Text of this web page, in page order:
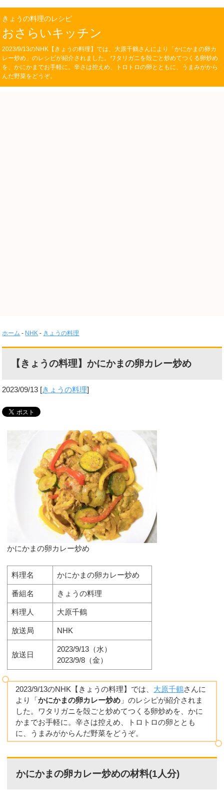
きょうの料理のレシピ
おさらいキッチン
2023/9/13のNHK【きょうの料理】では、大原千鶴さんにより「かにかまの卵カ
レー炒め」のレシピが紹介されました。ワタリガニを殻ごと炒めてつくる卵炒め
を、かにかまでお手軽に。辛さは控えめ、トロトロの卵とともに、うまみがから
んだ野菜をどうぞ。
ホーム - NHK - きょうの料理
【きょうの料理】かにかまの卵カレー炒め
2023/09/13 [きょうの料理]
かにかまの卵カレー炒め
料理名 かにかまの卵カレー炒め
番組名 きょうの料理
料理人 大原千鶴
放送局 NHK
放送日
2023/9/13（水）
2023/9/8（金）
2023/9/13のNHK【きょうの料理】では、 大原千鶴さんに
より「かにかまの卵カレー炒め 」のレシピが紹介されま
した。ワタリガニを殻ごと炒めてつくる卵炒めを、かに
かまでお手軽に。辛さは控えめ、トロトロの卵ととも
に、うまみがからんだ野菜をどうぞ。
かにかまの卵カレー炒めの材料(1人分)